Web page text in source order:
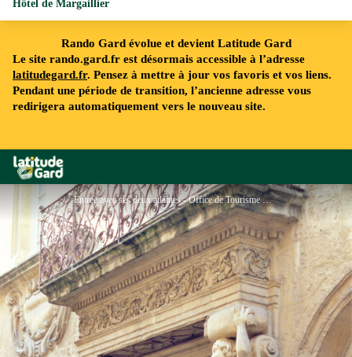
Rando Gard évolue et devient Latitude Gard
Le site rando.gard.fr est désormais accessible à l’adresse
latitudegard.fr. Pensez à mettre à jour vos favoris et vos liens.
Pendant une période de transition, l’ancienne adresse vous
redirigera automatiquement vers le nouveau site.
Rando Gard
Hôtel de Margaillier
Entrée avec ses deux atlantes - Office de Tourisme Beaucaire Terre d'Argence